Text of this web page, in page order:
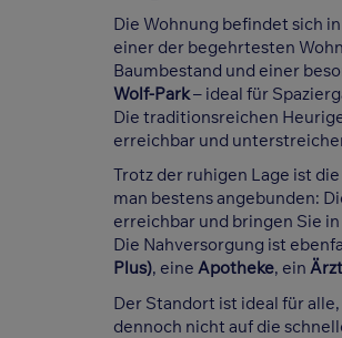
Die Wohnung befindet sich
einer der begehrtesten
Baumbestand und einer
Wolf-Park– ideal für
Die traditionsreichen
erreichbar und
Trotz der ruhigen Lage ist die
man bestens angebunden:
erreichbar und bringen Sie in
Die Nahversorgung ist
Plus), eine Apotheke, ein
Der Standort ist ideal für
dennoch nicht auf die